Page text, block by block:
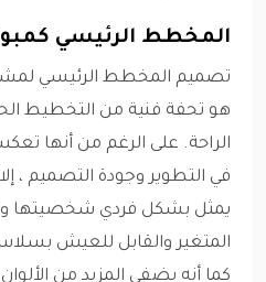
المخطط الرئيسي
تصميم المخطط الرئيسي
هو تحفة فنية من التخطيط
الراحة. على الرغم من أنها
في التطوير وجودة التصميم ،
يمثل بشكل فردي شخصيتها
المتغير والقابل للعيش
كما أنه يضفي المزيد من